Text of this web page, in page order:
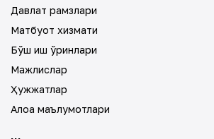
Давлат рамзлари
Матбуот хизмати
Бўш иш ўринлари
Мажлислар
Ҳужжатлар
Алоқа маълумотлари